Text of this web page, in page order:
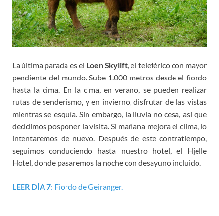
La última parada es el Loen Skylift, el teleférico con mayor
pendiente del mundo. Sube 1.000 metros desde el fiordo
hasta la cima. En la cima, en verano, se pueden realizar
rutas de senderismo, y en invierno, disfrutar de las vistas
mientras se esquía. Sin embargo, la lluvia no cesa, así que
decidimos posponer la visita. Si mañana mejora el clima, lo
intentaremos de nuevo. Después de este contratiempo,
seguimos conduciendo hasta nuestro hotel, el Hjelle
Hotel, donde pasaremos la noche con desayuno incluido.
LEER DÍA 7: Fiordo de Geiranger.